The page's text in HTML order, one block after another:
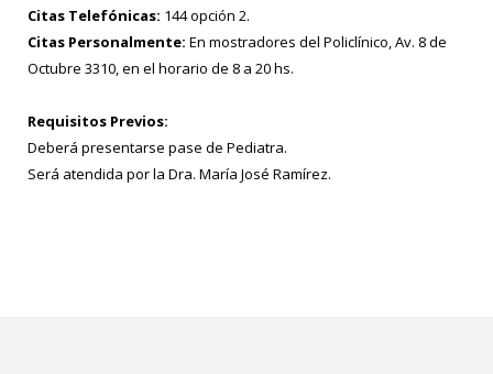
Citas Telefónicas: 144 opción 2.
Citas Personalmente: En mostradores del Policlínico, Av. 8 de
Octubre 3310, en el horario de 8 a 20 hs.
Requisitos Previos:
Deberá presentarse pase de Pediatra.
Será atendida por la Dra. María José Ramírez.